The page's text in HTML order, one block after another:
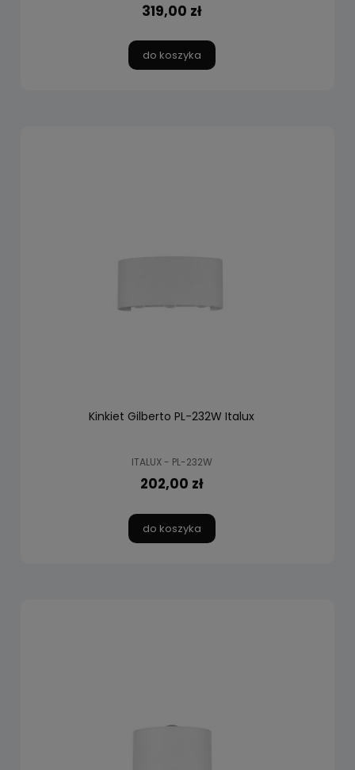
319,00 zł
do koszyka
Kinkiet Gilberto PL-232W Italux
ITALUX - PL-232W
202,00 zł
do koszyka